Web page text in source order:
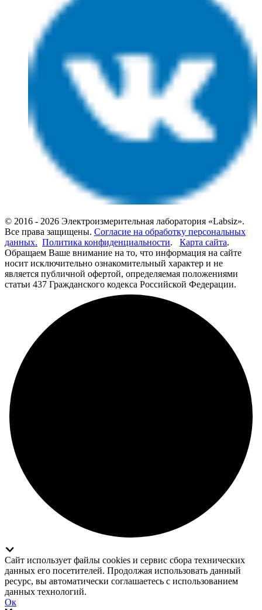
© 2016 - 2026 Электроизмерительная лаборатория «Labsiz».
Все права защищены. Согласие на обработку персональных
данных. Политика конфиденциальности. Карта сайта.
Обращаем Ваше внимание на то, что информация на сайте
носит исключительно ознакомительный характер и не
является публичной офертой, определяемая положениями
статьи 437 Гражданского кодекса Российской Федерации.
Сайт использует файлы cookies и сервис сбора технических
данных его посетителей. Продолжая использовать данный
ресурс, вы автоматически соглашаетесь с использованием
данных технологий.
Ок